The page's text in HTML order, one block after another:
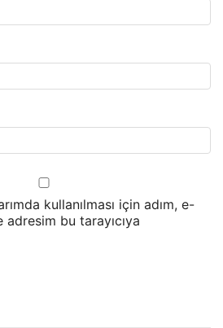
kullanılması için adım, e-
bu tarayıcıya